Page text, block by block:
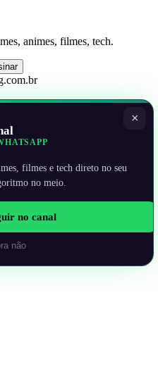
animes, filmes, tech.
×
filmes e tech direto no seu
no meio.
no canal
não